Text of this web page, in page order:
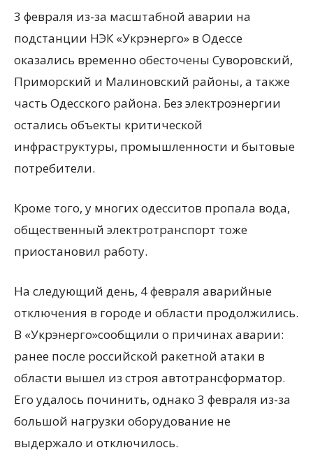
3 февраля из-за масштабной аварии на
подстанции НЭК «Укрэнерго» в Одессе
оказались временно обесточены Суворовский,
Приморский и Малиновский районы, а также
часть Одесского района. Без электроэнергии
остались объекты критической
инфраструктуры, промышленности и бытовые
потребители.
Кроме того, у многих одесситов пропала вода,
общественный электротранспорт тоже
приостановил работу.
На следующий день, 4 февраля аварийные
отключения в городе и области продолжились.
В «Укрэнерго»сообщили о причинах аварии:
ранее после российской ракетной атаки в
области вышел из строя автотрансформатор.
Его удалось починить, однако 3 февраля из-за
большой нагрузки оборудование не
выдержало и отключилось.